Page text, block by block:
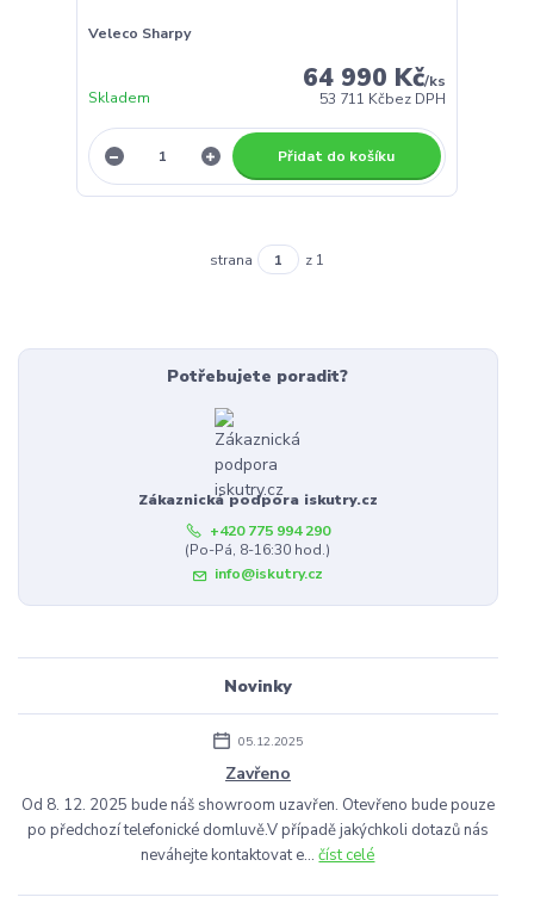
Veleco Sharpy
64 990 Kč/ks
53 711 Kčbez DPH
Skladem
Přidat do košíku
strana z 1
Potřebujete poradit?
Zákaznická podpora iskutry.cz
+420 775 994 290
(Po-Pá, 8-16:30 hod.)
info@iskutry.cz
Novinky
05.12.2025
Zavřeno
Od 8. 12. 2025 bude náš showroom uzavřen. Otevřeno bude pouze
po předchozí telefonické domluvě.V případě jakýchkoli dotazů nás
neváhejte kontaktovat e...číst celé